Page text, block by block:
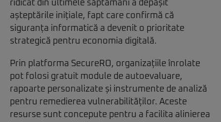
ridicat din ultimele săptămâni a depășit
așteptările inițiale, fapt care confirmă că
siguranța informatică a devenit o prioritate
strategică pentru economia digitală.
Prin platforma SecureRO, organizațiile înrolate
pot folosi gratuit module de autoevaluare,
rapoarte personalizate și instrumente de analiză
pentru remedierea vulnerabilităților. Aceste
resurse sunt concepute pentru a facilita alinierea